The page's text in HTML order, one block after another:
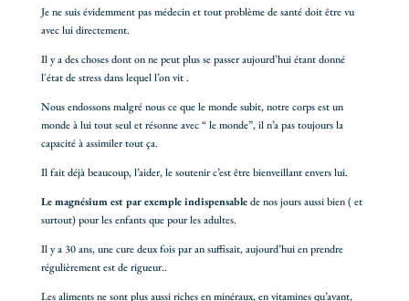
Je ne suis évidemment pas médecin et tout problème de santé doit être vu
avec lui directement.
Il y a des choses dont on ne peut plus se passer aujourd’hui étant donné
l'état de stress dans lequel l’on vit .
Nous endossons malgré nous ce que le monde subit, notre corps est un
monde à lui tout seul et résonne avec “ le monde”, il n’a pas toujours la
capacité à assimiler tout ça.
Il fait déjà beaucoup, l’aider, le soutenir c’est être bienveillant envers lui.
Le magnésium est par exemple indispensablede nos jours aussi bien ( et
surtout) pour les enfants que pour les adultes.
Il y a 30 ans, une cure deux fois par an suffisait, aujourd’hui en prendre
régulièrement est de rigueur..
Les aliments ne sont plus aussi riches en minéraux, en vitamines qu’avant,